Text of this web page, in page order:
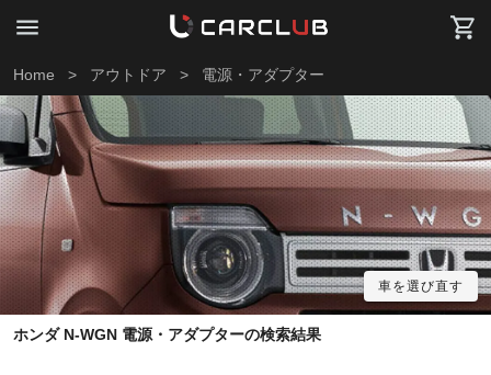
Home > アウトドア > 電源・アダプター
車を選び直す
ホンダ N-WGN 電源・アダプターの検索結果